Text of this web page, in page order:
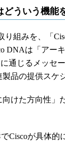
どういう機能
組みを、「
DNAは「アー
通じるメッセ
品の提供スケ
けた方向性」
Ciscoが具体